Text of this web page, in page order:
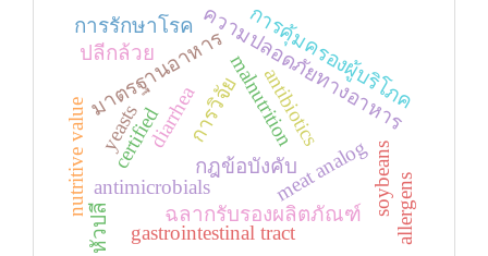
malnutrition
diarrhea
meat analog
ความปลอดภัยทางอาหาร
การคุ้มครองผู้บริโภค
การวิจัย
ฉลากรับรองผลิตภัณฑ์
กฎข้อบังคับ
มาตรฐานอาหาร
antimicrobials
antibiotics
certified
gastrointestinal tract
yeasts
การรักษาโรค
nutritive value soybeansallergens
ปลีกล้วย
หัวปลี